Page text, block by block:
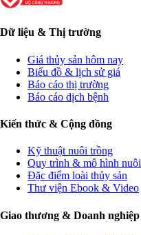
Dữ liệu & Thị trường
Giá thủy sản hôm nay
Biểu đồ & lịch sử giá
Báo cáo thị trường
Báo cáo dịch bệnh
Kiến thức & Cộng đồng
Kỹ thuật nuôi trồng
Quy trình & mô hình nuôi
Đặc điểm loài thủy sản
Thư viện Ebook & Video
Giao thương & Doanh nghiệp